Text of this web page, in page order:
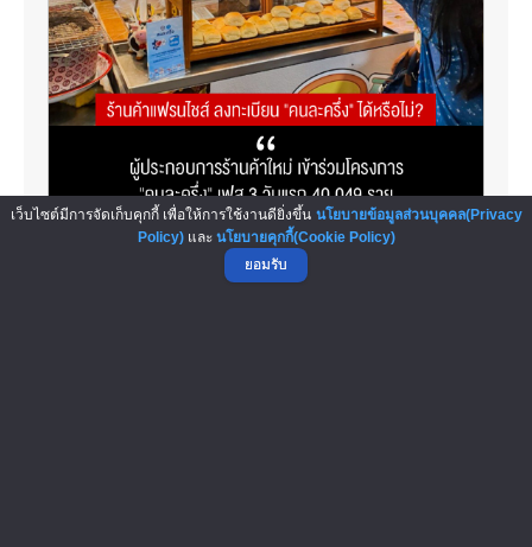
เว็บไซต์มีการจัดเก็บคุกกี้ เพื่อให้การใช้งานดียิ่งขึ้น นโยบายข้อมูลส่วนบุคคล(Privacy
Policy)และ นโยบายคุกกี้(Cookie Policy)
ยอมรับ